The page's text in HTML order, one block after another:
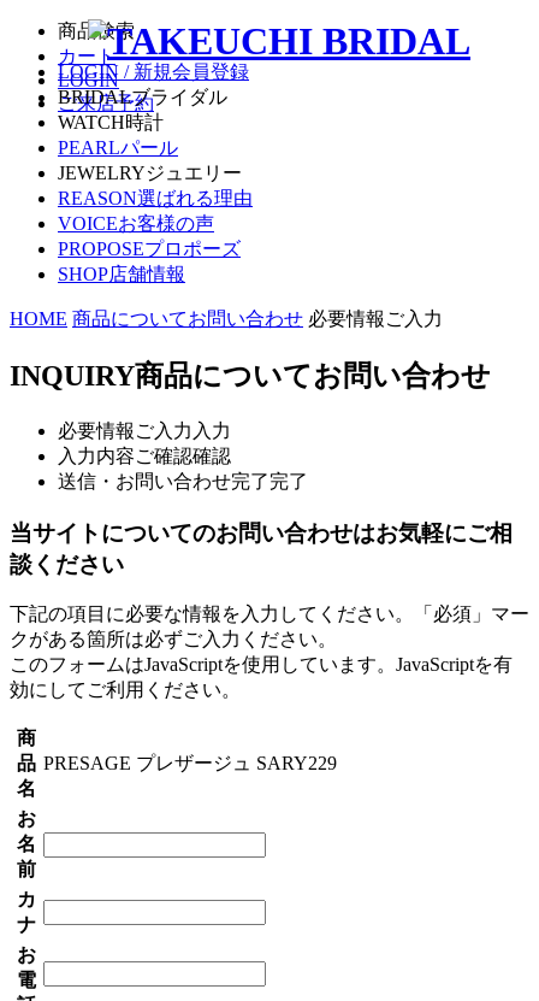
商品検索
カート
LOGIN
ご来店予約
LOGIN / 新規会員登録
BRIDALブライダル
WATCH時計
PEARLパール
JEWELRYジュエリー
REASON選ばれる理由
VOICEお客様の声
PROPOSEプロポーズ
SHOP店舗情報
HOME 商品についてお問い合わせ 必要情報ご入力
INQUIRY商品についてお問い合わせ
必要情報ご入力 入力
入力内容ご確認確認
送信・お問い合わせ完了完了
当サイトについてのお問い合わせはお気軽にご相
談ください
下記の項目に必要な情報を入力してください。「必須」マー
クがある箇所は必ずご入力ください。
このフォームはJavaScriptを使用しています。JavaScriptを有
効にしてご利用ください。
商
品
名
PRESAGE プレザージュ SARY229
お
名
前
カ
ナ
お
電